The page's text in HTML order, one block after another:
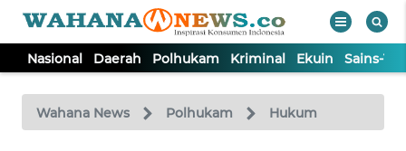
Nasional Daerah Polhukam Kriminal Ekuin Sains-
Wahana News Polhukam Hukum
TV
Tutup